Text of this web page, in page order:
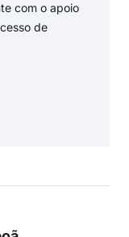
com o apoio
de